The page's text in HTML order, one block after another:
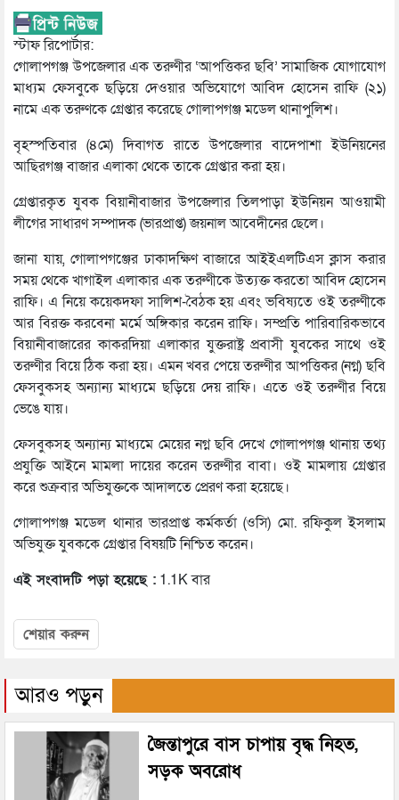
স্টাফ রিপোর্টার:
গোলাপগঞ্জ উপজেলার এক তরুণীর ‘আপত্তিকর ছবি’ সামাজিক যোগাযোগ
মাধ্যম ফেসবুকে ছড়িয়ে দেওয়ার অভিযোগে আবিদ হোসেন রাফি (২১)
নামে এক তরুণকে গ্রেপ্তার করেছে গোলাপগঞ্জ মডেল থানাপুলিশ।
বৃহস্পতিবার (৪মে) দিবাগত রাতে উপজেলার বাদেপাশা ইউনিয়নের
আছিরগঞ্জ বাজার এলাকা থেকে তাকে গ্রেপ্তার করা হয়।
গ্রেপ্তারকৃত যুবক বিয়ানীবাজার উপজেলার তিলপাড়া ইউনিয়ন আওয়ামী
লীগের সাধারণ সম্পাদক (ভারপ্রাপ্ত) জয়নাল আবেদীনের ছেলে।
জানা যায়, গোলাপগঞ্জের ঢাকাদক্ষিণ বাজারে আইইএলটিএস ক্লাস করার
সময় থেকে খাগাইল এলাকার এক তরুণীকে উত‍্যক্ত করতো আবিদ হোসেন
রাফি। এ নিয়ে কয়েকদফা সালিশ-বৈঠক হয় এবং ভবিষ্যতে ওই তরুণীকে
আর বিরক্ত করবেনা মর্মে অঙ্গিকার করেন রাফি। সম্প্রতি পারিবারিকভাবে
বিয়ানীবাজারের কাকরদিয়া এলাকার যুক্তরাষ্ট্র প্রবাসী যুবকের সাথে ওই
তরুণীর বিয়ে ঠিক করা হয়। এমন খবর পেয়ে তরুণীর আপত্তিকর (নগ্ন) ছবি
ফেসবুকসহ অন্যান্য মাধ্যমে ছড়িয়ে দেয় রাফি। এতে ওই তরুণীর বিয়ে
ভেঙে যায়।
ফেসবুকসহ অন্যান্য মাধ্যমে মেয়ের নগ্ন ছবি দেখে গোলাপগঞ্জ থানায় তথ্য
প্রযুক্তি আইনে মামলা দায়ের করেন তরুণীর বাবা। ওই মামলায় গ্রেপ্তার
করে শুক্রবার অভিযুক্তকে আদালতে প্রেরণ করা হয়েছে।
গোলাপগঞ্জ মডেল থানার ভারপ্রাপ্ত কর্মকর্তা (ওসি) মো. রফিকুল ইসলাম
অভিযুক্ত যুবককে গ্রেপ্তার বিষয়টি নিশ্চিত করেন।
এই সংবাদটি পড়া হয়েছে : 1.1K বার
শেয়ার করুন
আরও পড়ুন
জৈন্তাপুরে বাস চাপায় বৃদ্ধ নিহত,
সড়ক অবরোধ